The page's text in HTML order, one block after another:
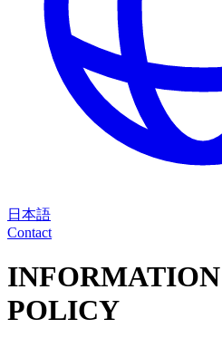
日本語
Contact
POLICY